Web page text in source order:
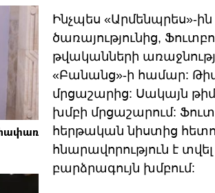
Ինչպես «Արմենպրես»-
ծառայությունից,
թվականների
«Բանանց»-ի համար:
մրցաշարից: Սակայն
խմբի մրցաշարում:
հերթական նիստից
հնարավորություն է
բարձրագույն խմբում: